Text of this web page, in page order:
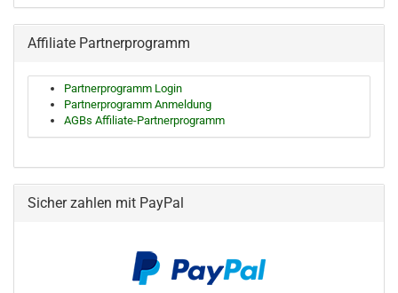
Affiliate Partnerprogramm
Partnerprogramm Login
Partnerprogramm Anmeldung
AGBs Affiliate-Partnerprogramm
Sicher zahlen mit PayPal